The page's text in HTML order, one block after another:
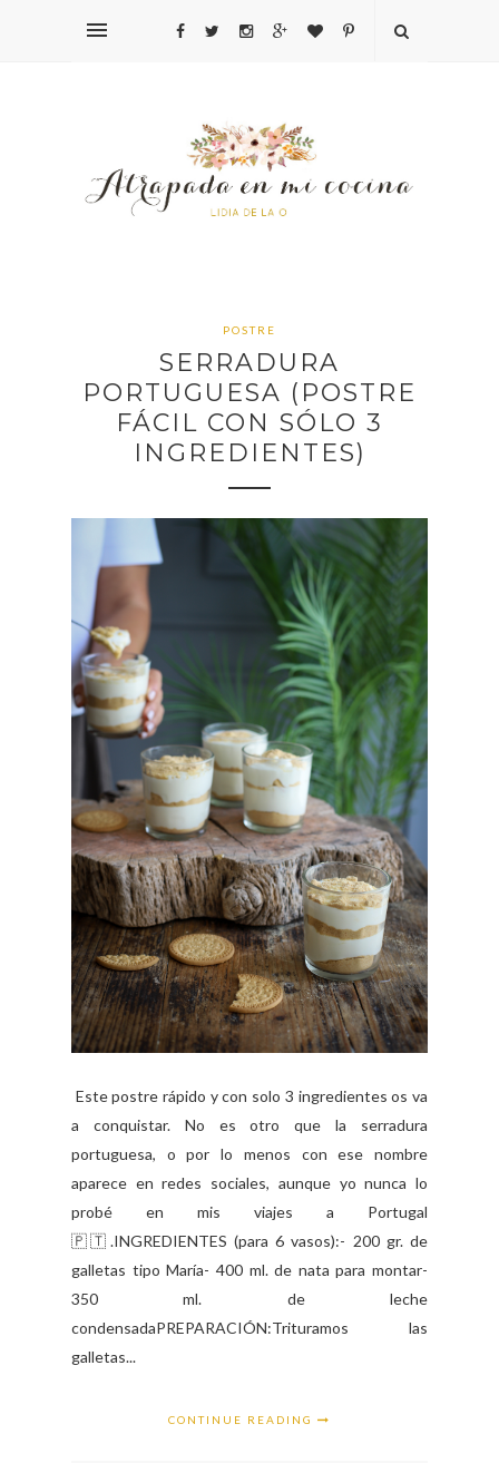
POSTRE
SERRADURA
PORTUGUESA (POSTRE
FÁCIL CON SÓLO 3
INGREDIENTES)
Este postre rápido y con solo 3 ingredientes os va
a conquistar. No es otro que la serradura
portuguesa, o por lo menos con ese nombre
aparece en redes sociales, aunque yo nunca lo
probé en mis viajes a Portugal
🇵🇹.INGREDIENTES (para 6 vasos):- 200 gr. de
galletas tipo María- 400 ml. de nata para montar-
350 ml. de leche
condensadaPREPARACIÓN:Trituramos las
galletas...
CONTINUE READING